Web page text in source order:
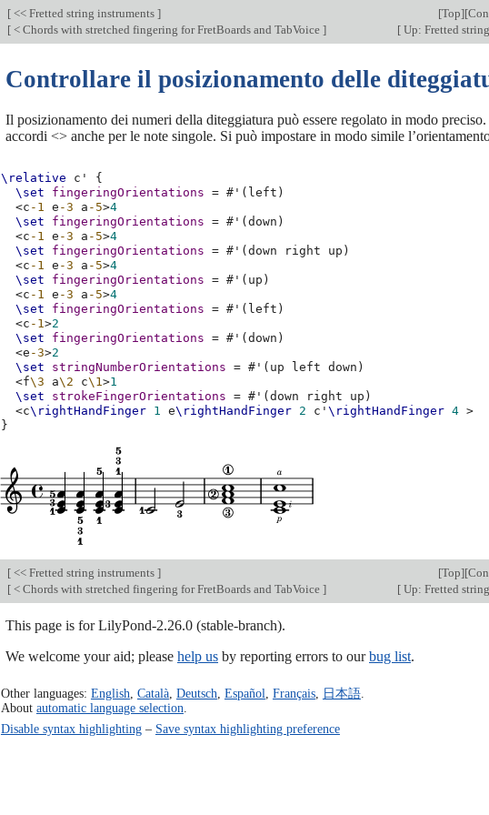
[ << Fretted string instruments ] [Top][
[ < Chords with stretched fingering for FretBoards and TabVoice ] [ Up: Fretted
Controllare il posizionamento delle
Il posizionamento dei numeri della diteggiatura può essere regolato in modo
accordi <> anche per le note singole. Si può impostare in modo simile
\relative c'
{
\set
fingeringOrientations = # ' ( left )
<c -1 e -3 a -5>4
\set
fingeringOrientations = # ' (down )
<c -1 e -3 a -5>4
\set
fingeringOrientations = # ' (down right up )
<c -1 e -3 a -5>4
\set
fingeringOrientations = # ' ( up )
<c -1 e -3 a -5>4
\set
fingeringOrientations = # ' ( left )
<c -1>2
\set
fingeringOrientations = # ' (down )
<e -3>2
\set
stringNumberOrientations = # ' ( up left down )
<f\3 a\2 c\1>1
\set
strokeFingerOrientations = # ' (down right up )
<c\rightHandFinger 1 e\rightHandFinger 2 c'\rightHandFinger 4 >
}
[ << Fretted string instruments ] [Top][
[ < Chords with stretched fingering for FretBoards and TabVoice ] [ Up: Fretted
This page is for LilyPond-2.26.0 (stable-branch).
We welcome your aid; please help us by reporting errors to ourbug list.
Other languages: English Català, Deutsch Español Français, 日本語.
About automatic language selection
Disable syntax highlighting– Save syntax highlighting preference